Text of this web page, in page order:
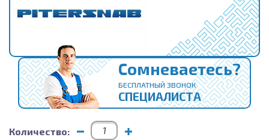
Сомневаетесь?
БЕСПЛАТНЫЙ ЗВОНОК
СПЕЦИАЛИСТА
Количество: